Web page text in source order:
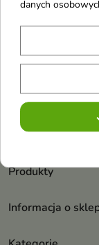
Otrzymuj
Możesz
szczegóły w
Produkty
Informacja o
danych